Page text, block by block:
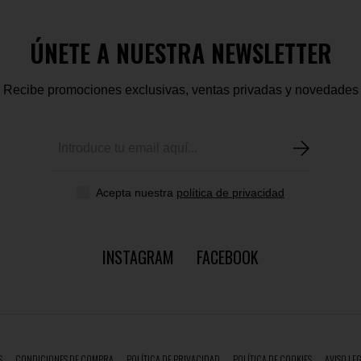
ÚNETE A NUESTRA NEWSLETTER
Recibe promociones exclusivas, ventas privadas y novedades
Acepta nuestra política de privacidad
INSTAGRAM FACEBOOK